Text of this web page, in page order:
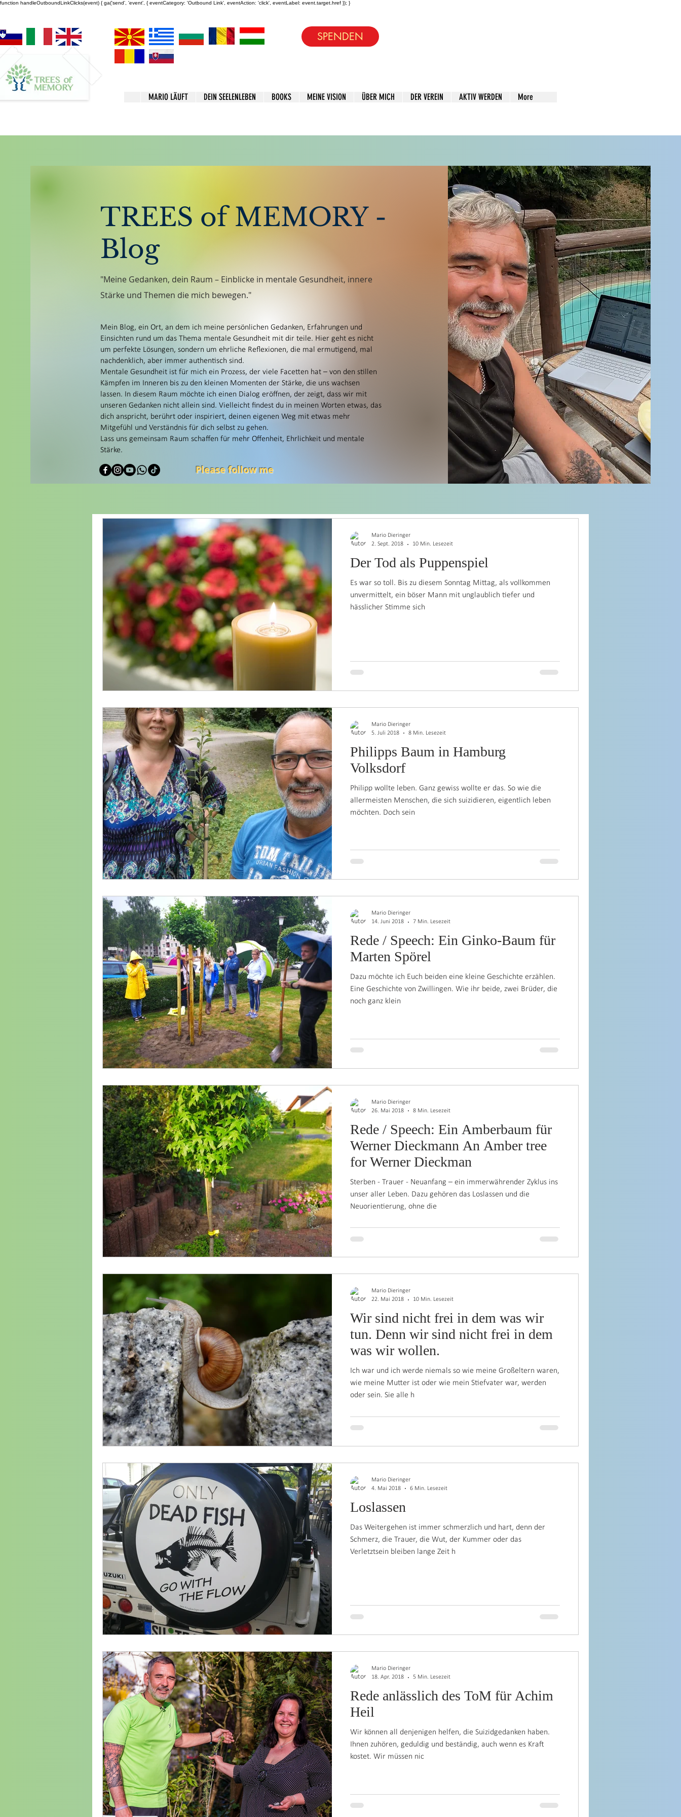
function handleOutboundLinkClicks(event) { ga('send', 'event', { eventCategory: 'Outbound Link', eventAction: 'click', eventLabel: event.target.href }); }
SPENDEN
MARIO LÄUFT DEIN SEELENLEBEN BOOKS MEINE VISION ÜBER MICH DER VEREIN AKTIV WERDEN More
Trigger
Mentales
Suizidalität, Suizid
Depressionen
Trauerbewältigung
Umgang mit mir selbst
und berichte davon, was mir geholfen hat meine
Situation zu verbessern.
Ich freue mich über jeden der mitliest. Rechts im
grünen Kasten, kannst Du Dich eintragen und den
Blog abonnieren.
In die Mailingliste eintragen
Ich stimme der Datenschutzerklärung zu.
Datenschutzerklärung lesen
Jetzt abonnieren
Info an Alle
Der Tod als Puppenspiel
Es war so toll. Bis zu diesem Sonntag Mittag, als vollkommen
unvermittelt, ein böser Mann mit unglaublich tiefer und
hässlicher Stimme sich
Mario Dieringer
2. Sept. 2018
10 Min. Lesezeit
Philipps Baum in Hamburg
Volksdorf
Philipp wollte leben. Ganz gewiss wollte er das. So wie die
allermeisten Menschen, die sich suizidieren, eigentlich leben
möchten. Doch sein
Mario Dieringer
5. Juli 2018
8 Min. Lesezeit
Rede / Speech: Ein Ginko-Baum für
Marten Spörel
Dazu möchte ich Euch beiden eine kleine Geschichte erzählen.
Eine Geschichte von Zwillingen. Wie ihr beide, zwei Brüder, die
noch ganz klein
Mario Dieringer
14. Juni 2018
7 Min. Lesezeit
Rede / Speech: Ein Amberbaum für
Werner Dieckmann An Amber tree
for Werner Dieckman
Sterben - Trauer - Neuanfang – ein immerwährender Zyklus ins
unser aller Leben. Dazu gehören das Loslassen und die
Neuorientierung, ohne die
Mario Dieringer
26. Mai 2018
8 Min. Lesezeit
Wir sind nicht frei in dem was wir
tun. Denn wir sind nicht frei in dem
was wir wollen.
Ich war und ich werde niemals so wie meine Großeltern waren,
wie meine Mutter ist oder wie mein Stiefvater war, werden
oder sein. Sie alle h
Mario Dieringer
22. Mai 2018
10 Min. Lesezeit
Loslassen
Das Weitergehen ist immer schmerzlich und hart, denn der
Schmerz, die Trauer, die Wut, der Kummer oder das
Verletztsein bleiben lange Zeit h
Mario Dieringer
4. Mai 2018
6 Min. Lesezeit
Rede anlässlich des ToM für Achim
Heil
Wir können all denjenigen helfen, die Suizidgedanken haben.
Ihnen zuhören, geduldig und beständig, auch wenn es Kraft
kostet. Wir müssen nic
Mario Dieringer
18. Apr. 2018
5 Min. Lesezeit
TREES of MEMORY -
Blog
"Meine Gedanken, dein Raum – Einblicke in mentale Gesundheit, innere
Stärke und Themen die mich bewegen."
Mein Blog, ein Ort, an dem ich meine persönlichen Gedanken, Erfahrungen und
Einsichten rund um das Thema mentale Gesundheit mit dir teile. Hier geht es nicht
um perfekte Lösungen, sondern um ehrliche Reflexionen, die mal ermutigend, mal
nachdenklich, aber immer authentisch sind.
Mentale Gesundheit ist für mich ein Prozess, der viele Facetten hat – von den stillen
Kämpfen im Inneren bis zu den kleinen Momenten der Stärke, die uns wachsen
lassen. In diesem Raum möchte ich einen Dialog eröffnen, der zeigt, dass wir mit
unseren Gedanken nicht allein sind. Vielleicht findest du in meinen Worten etwas, das
dich anspricht, berührt oder inspiriert, deinen eigenen Weg mit etwas mehr
Mitgefühl und Verständnis für dich selbst zu gehen.
Lass uns gemeinsam Raum schaffen für mehr Offenheit, Ehrlichkeit und mentale
Stärke.
Please follow me